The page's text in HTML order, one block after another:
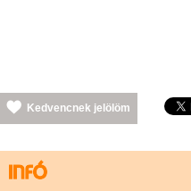
Kedvencnek jelölöm